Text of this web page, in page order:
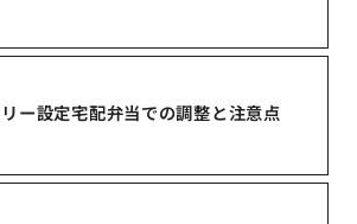
ー設定宅配弁当での調整と注意点